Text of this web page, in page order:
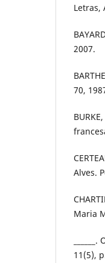
Letras,
2007.
70,
Alves.
Maria
11(5),